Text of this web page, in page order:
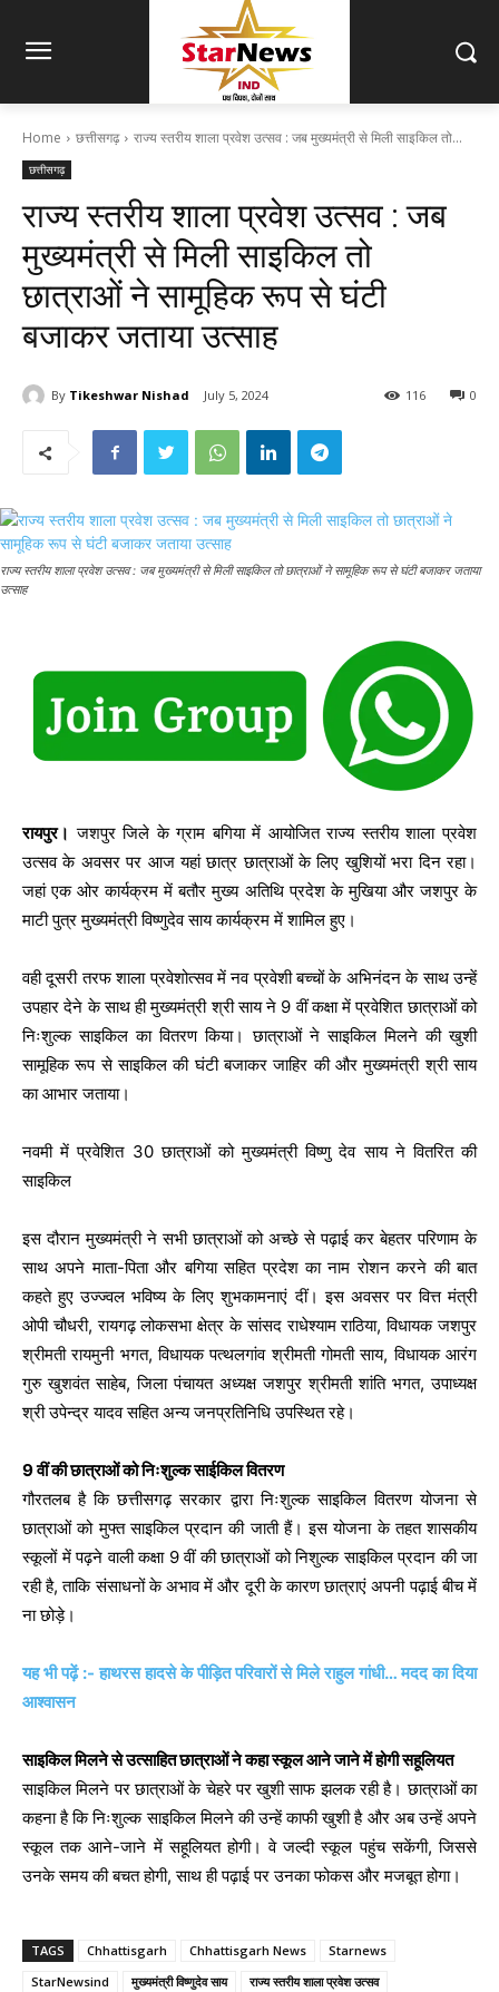
Home छत्तीसगढ़ राज्य स्तरीय शाला प्रवेश उत्सव : जब मुख्यमंत्री से मिली साइकिल तो...
छत्तीसगढ़
राज्य स्तरीय शाला प्रवेश उत्सव : जब
मुख्यमंत्री से मिली साइकिल तो
छात्राओं ने सामूहिक रूप से घंटी
बजाकर जताया उत्साह
By Tikeshwar Nishad July 5, 2024 0
116
राज्य स्तरीय शाला प्रवेश उत्सव : जब मुख्यमंत्री से मिली साइकिल तो छात्राओं ने सामूहिक रूप से घंटी बजाकर जताया
उत्साह
रायपुर। जशपुर जिले के ग्राम बगिया में आयोजित राज्य स्तरीय शाला प्रवेश
उत्सव के अवसर पर आज यहां छात्र छात्राओं के लिए खुशियों भरा दिन रहा।
जहां एक ओर कार्यक्रम में बतौर मुख्य अतिथि प्रदेश के मुखिया और जशपुर के
माटी पुत्र मुख्यमंत्री विष्णुदेव साय कार्यक्रम में शामिल हुए।
वही दूसरी तरफ शाला प्रवेशोत्सव में नव प्रवेशी बच्चों के अभिनंदन के साथ उन्हें
उपहार देने के साथ ही मुख्यमंत्री श्री साय ने 9 वीं कक्षा में प्रवेशित छात्राओं को
निःशुल्क साइकिल का वितरण किया। छात्राओं ने साइकिल मिलने की खुशी
सामूहिक रूप से साइकिल की घंटी बजाकर जाहिर की और मुख्यमंत्री श्री साय
का आभार जताया।
नवमी में प्रवेशित 30 छात्राओं को मुख्यमंत्री विष्णु देव साय ने वितरित की
साइकिल
इस दौरान मुख्यमंत्री ने सभी छात्राओं को अच्छे से पढ़ाई कर बेहतर परिणाम के
साथ अपने माता-पिता और बगिया सहित प्रदेश का नाम रोशन करने की बात
कहते हुए उज्ज्वल भविष्य के लिए शुभकामनाएं दीं। इस अवसर पर वित्त मंत्री
ओपी चौधरी, रायगढ़ लोकसभा क्षेत्र के सांसद राधेश्याम राठिया, विधायक जशपुर
श्रीमती रायमुनी भगत, विधायक पत्थलगांव श्रीमती गोमती साय, विधायक आरंग
गुरु खुशवंत साहेब, जिला पंचायत अध्यक्ष जशपुर श्रीमती शांति भगत, उपाध्यक्ष
श्री उपेन्द्र यादव सहित अन्य जनप्रतिनिधि उपस्थित रहे।
9 वीं की छात्राओं को निःशुल्क साईकिल वितरण
गौरतलब है कि छत्तीसगढ़ सरकार द्वारा निःशुल्क साइकिल वितरण योजना से
छात्राओं को मुफ्त साइकिल प्रदान की जाती हैं। इस योजना के तहत शासकीय
स्कूलों में पढ़ने वाली कक्षा 9 वीं की छात्राओं को निशुल्क साइकिल प्रदान की जा
रही है, ताकि संसाधनों के अभाव में और दूरी के कारण छात्राएं अपनी पढ़ाई बीच में
ना छोड़े।
यह भी पढ़ें :- हाथरस हादसे के पीड़ित परिवारों से मिले राहुल गांधी… मदद का दिया
आश्वासन
साइकिल मिलने से उत्साहित छात्राओं ने कहा स्कूल आने जाने में होगी सहूलियत
साइकिल मिलने पर छात्राओं के चेहरे पर खुशी साफ झलक रही है। छात्राओं का
कहना है कि निःशुल्क साइकिल मिलने की उन्हें काफी खुशी है और अब उन्हें अपने
स्कूल तक आने-जाने में सहूलियत होगी। वे जल्दी स्कूल पहुंच सकेंगी, जिससे
उनके समय की बचत होगी, साथ ही पढ़ाई पर उनका फोकस और मजबूत होगा।
TAGS Chhattisgarh Chhattisgarh News
Starnews
StarNewsind
मुख्यमंत्री विष्णुदेव साय
राज्य स्तरीय शाला प्रवेश उत्सव